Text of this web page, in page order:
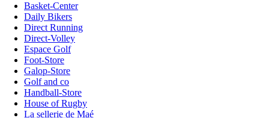
Basket-Center
Daily Bikers
Direct Running
Direct-Volley
Espace Golf
Foot-Store
Galop-Store
Golf and co
Handball-Store
House of Rugby
La sellerie de Maé